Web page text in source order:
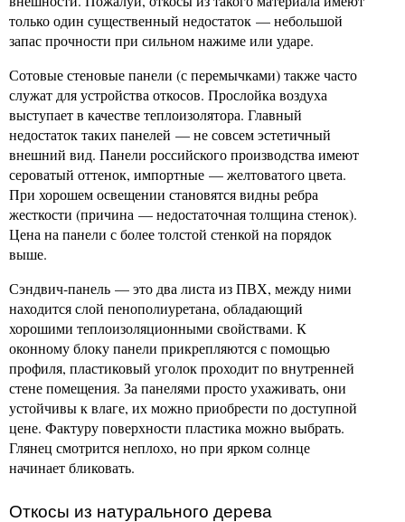
только один существенный недостаток — небольшой
запас прочности при сильном нажиме или ударе.
Сотовые стеновые панели (с перемычками) также часто
служат для устройства откосов. Прослойка воздуха
выступает в качестве теплоизолятора. Главный
недостаток таких панелей — не совсем эстетичный
внешний вид. Панели российского производства имеют
сероватый оттенок, импортные — желтоватого цвета.
При хорошем освещении становятся видны ребра
жесткости (причина — недостаточная толщина стенок).
Цена на панели с более толстой стенкой на порядок
выше.
Сэндвич-панель — это два листа из ПВХ, между ними
находится слой пенополиуретана, обладающий
хорошими теплоизоляционными свойствами. К
оконному блоку панели прикрепляются с помощью
профиля, пластиковый уголок проходит по внутренней
стене помещения. За панелями просто ухаживать, они
устойчивы к влаге, их можно приобрести по доступной
цене. Фактуру поверхности пластика можно выбрать.
Глянец смотрится неплохо, но при ярком солнце
начинает бликовать.
Откосы из натурального дерева